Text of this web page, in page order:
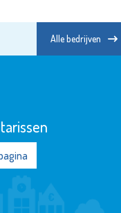
Alle bedrijven